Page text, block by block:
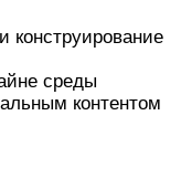
конструирование
среды
контентом